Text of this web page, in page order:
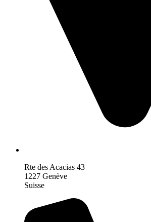
Rte des Acacias 43
1227 Genève
Suisse